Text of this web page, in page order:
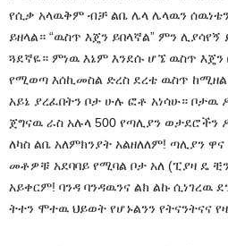
የሲቃ አላዉቅም ብቻ ልቤ ሌላ ሌላዉን
ይዘላል። “ዉስጥ እጄን ይበላኛል” ምን ሊያሳየኝ
ጓደኛዬ። ምነዉ እኔም እንደሱ ሆኜ ዉስጥ እጄን
የሚወጣ እሰኪመስል ድረስ ደረቴ ዉስጥ
አይኔ ያረፈበትን ቦታ ሁሉ ፎቶ አነሳሁ። ቦታዉ
ጀግናዉ ራስ አሉላ 500 የጣሊያን ወታደሮችን
ለካስ ልቤ አለምክንያት አልዘለለም! ጣሊያን
መቶዎቹ አደባባይ የሚባል ቦታ አለ (ፒያዛ ዴ
አይቀርም! ባንዳ ባንዳዉንና ልክ ልኩ ሲነገረዉ
ትተን ሞተዉ ህይወት የሆኑልንን የትናንትናና